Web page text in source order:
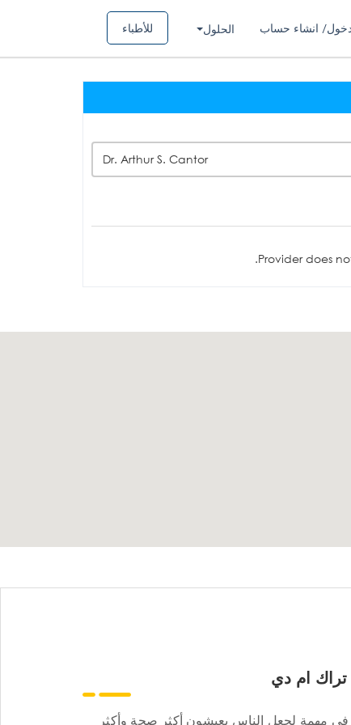
للأطباء الحلول انشاء حساب
Dr. Arthur S. Cantor
Provider does
ام دي
مهمة لجعل الناس يعيشون أكثر صحة وأكثر